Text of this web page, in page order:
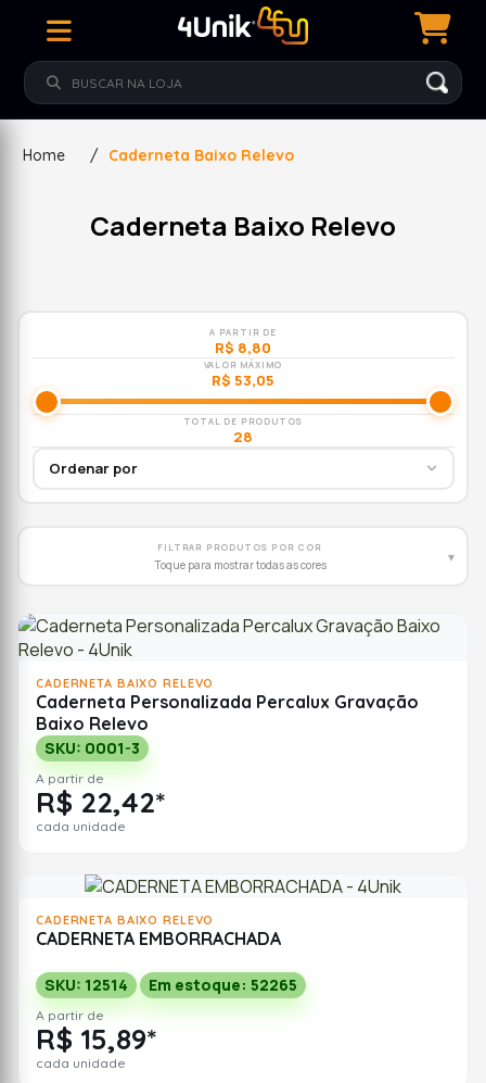
Home / Caderneta Baixo Relevo
Caderneta Baixo Relevo
A PARTIR DE
R$ 8,80
VALOR MÁXIMO
R$ 53,05
TOTAL DE PRODUTOS
28
FILTRAR PRODUTOS POR COR
Toque para mostrar todas as cores ▾
CADERNETA BAIXO RELEVO
Caderneta Personalizada Percalux Gravação
Baixo Relevo
SKU: 0001-3
A partir de
R$ 22,42*
cada unidade
CADERNETA BAIXO RELEVO
CADERNETA EMBORRACHADA
SKU: 12514 Em estoque: 52265
A partir de
R$ 15,89*
cada unidade